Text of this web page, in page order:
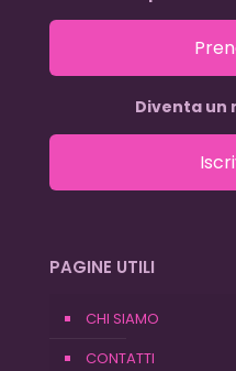
Diventa un
PAGINE UTILI
CHI SIAMO
CONTATTI